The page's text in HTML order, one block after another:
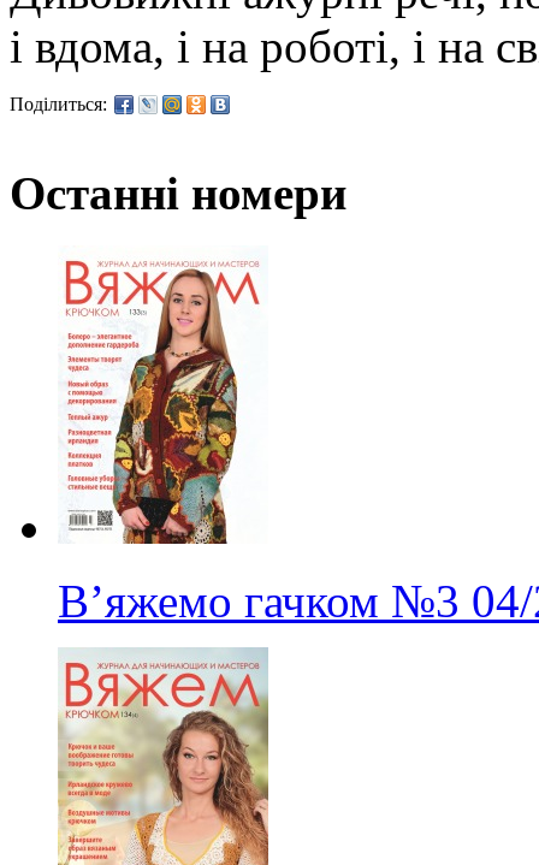
і вдома, і на роботі, і на
Поділиться:
Останні номери
В’яжемо гачком №3